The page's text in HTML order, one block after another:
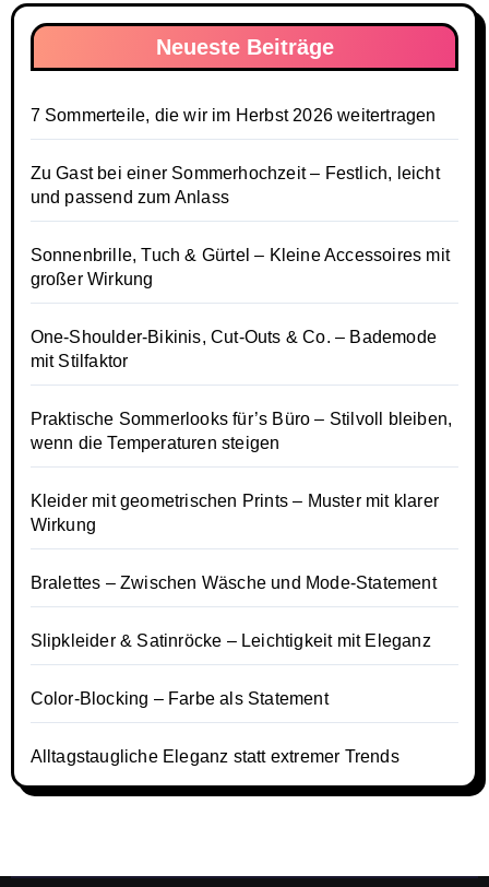
Neueste Beiträge
7 Sommerteile, die wir im Herbst 2026 weitertragen
Zu Gast bei einer Sommerhochzeit – Festlich, leicht
und passend zum Anlass
Sonnenbrille, Tuch & Gürtel – Kleine Accessoires mit
großer Wirkung
One-Shoulder-Bikinis, Cut-Outs & Co. – Bademode
mit Stilfaktor
Praktische Sommerlooks für’s Büro – Stilvoll bleiben,
wenn die Temperaturen steigen
Kleider mit geometrischen Prints – Muster mit klarer
Wirkung
Bralettes – Zwischen Wäsche und Mode-Statement
Slipkleider & Satinröcke – Leichtigkeit mit Eleganz
Color-Blocking – Farbe als Statement
Alltagstaugliche Eleganz statt extremer Trends